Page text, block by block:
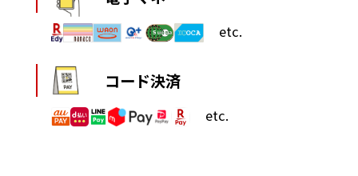
etc.
コード決済
etc.